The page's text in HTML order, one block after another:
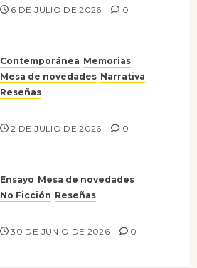
6 DE JULIO DE 2026 0
Contemporánea Memorias
Mesa de novedades Narrativa
Reseñas
2 DE JULIO DE 2026 0
Ensayo Mesa de novedades
No Ficción Reseñas
30 DE JUNIO DE 2026 0